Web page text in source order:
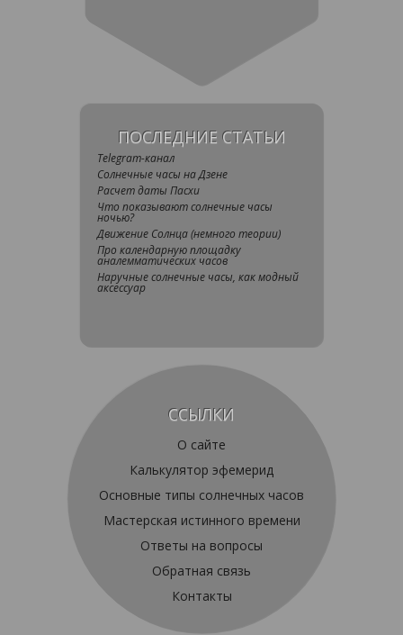
ПОСЛЕДНИЕ СТАТЬИ
Telegram-канал
Солнечные часы на Дзене
Расчет даты Пасхи
Что показывают солнечные часы
ночью?
Движение Солнца (немного теории)
Про календарную площадку
аналемматических часов
Наручные солнечные часы, как модный
аксессуар
ССЫЛКИ
О сайте
Калькулятор эфемерид
Основные типы солнечных часов
Мастерская истинного времени
Ответы на вопросы
Обратная связь
Контакты